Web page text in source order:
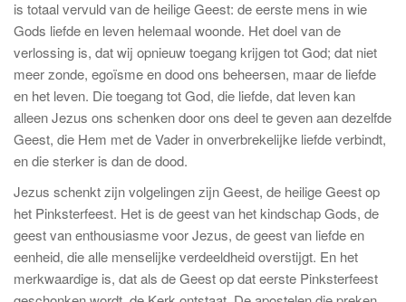
is totaal vervuld van de heilige Geest: de eerste mens in wie
Gods liefde en leven helemaal woonde. Het doel van de
verlossing is, dat wij opnieuw toegang krijgen tot God; dat niet
meer zonde, egoïsme en dood ons beheersen, maar de liefde
en het leven. Die toegang tot God, die liefde, dat leven kan
alleen Jezus ons schenken door ons deel te geven aan dezelfde
Geest, die Hem met de Vader in onverbrekelijke liefde verbindt,
en die sterker is dan de dood.
Jezus schenkt zijn volgelingen zijn Geest, de heilige Geest op
het Pinksterfeest. Het is de geest van het kindschap Gods, de
geest van enthousiasme voor Jezus, de geest van liefde en
eenheid, die alle menselijke verdeeldheid overstijgt. En het
merkwaardige is, dat als de Geest op dat eerste Pinksterfeest